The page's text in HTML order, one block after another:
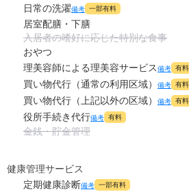
日常の洗濯備考 一部有料
居室配膳・下膳
入居者の嗜好に応じた特別な食事
おやつ
理美容師による理美容サービス備考 有料
買い物代行（通常の利用区域） 備考 有料
買い物代行（上記以外の区域） 備考 有料
役所手続き代行備考 有料
金銭・貯金管理
健康管理サービス
定期健康診断備考 一部有料